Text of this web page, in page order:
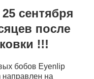
сентября
после
!!!
бобов Eyenlip
направлен на